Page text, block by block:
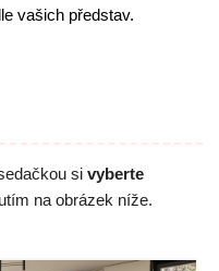
vašich představ.
si vyberte
na obrázek níže.